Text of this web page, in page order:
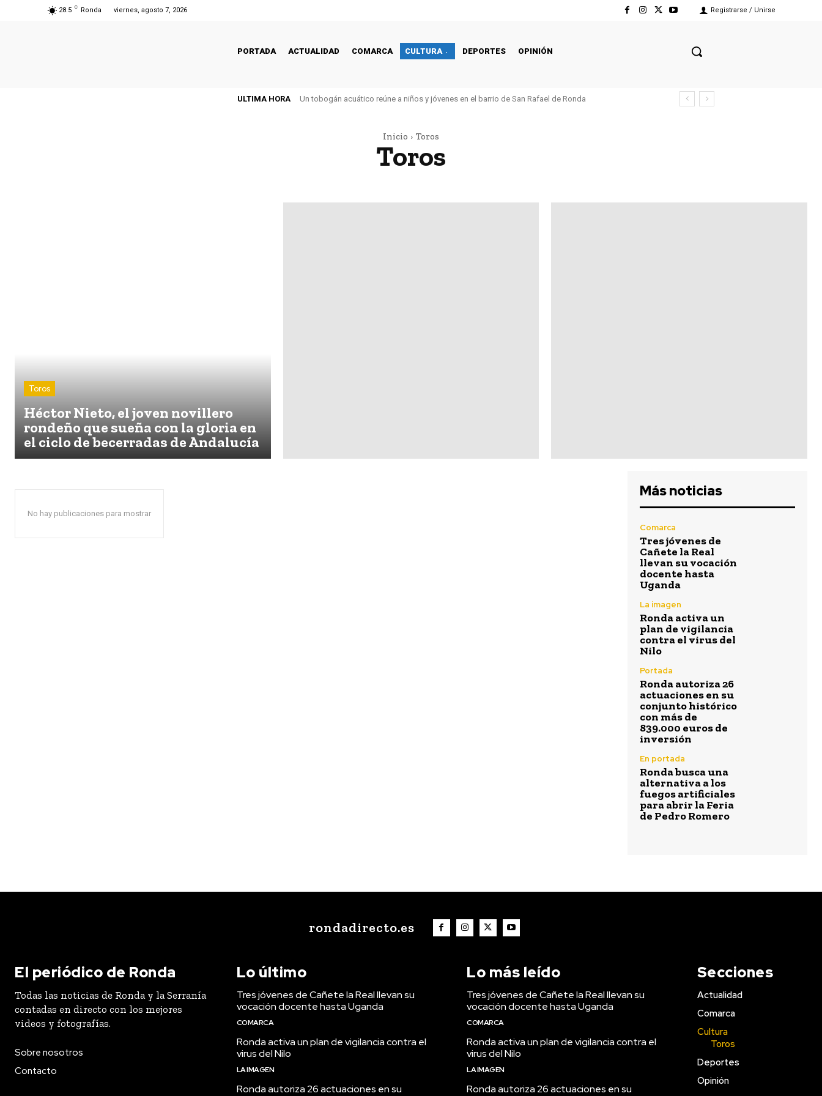
28.5 C Ronda viernes, agosto 7, 2026 Registrarse / Unirse
PORTADA ACTUALIDAD COMARCA CULTURA DEPORTES OPINIÓN
ULTIMA HORA Un tobogán acuático reúne a niños y jóvenes en el barrio de San Rafael de Ronda
Inicio Toros
Toros
Toros
Héctor Nieto, el joven novillero
rondeño que sueña con la gloria en
el ciclo de becerradas de Andalucía
No hay publicaciones para mostrar
Más noticias
Comarca
Tres jóvenes de
Cañete la Real
llevan su vocación
docente hasta
Uganda
La imagen
Ronda activa un
plan de vigilancia
contra el virus del
Nilo
Portada
Ronda autoriza 26
actuaciones en su
conjunto histórico
con más de
839.000 euros de
inversión
En portada
Ronda busca una
alternativa a los
fuegos artificiales
para abrir la Feria
de Pedro Romero
rondadirecto.es
El periódico de Ronda
Todas las noticias de Ronda y la Serranía
contadas en directo con los mejores
videos y fotografías.
Sobre nosotros
Contacto
Lo último
Tres jóvenes de Cañete la Real llevan su
vocación docente hasta Uganda
COMARCA
Ronda activa un plan de vigilancia contra el
virus del Nilo
LA IMAGEN
Ronda autoriza 26 actuaciones en su
Lo más leído
Tres jóvenes de Cañete la Real llevan su
vocación docente hasta Uganda
COMARCA
Ronda activa un plan de vigilancia contra el
virus del Nilo
LA IMAGEN
Ronda autoriza 26 actuaciones en su
Secciones
Actualidad
Comarca
Cultura
Toros
Deportes
Opinión